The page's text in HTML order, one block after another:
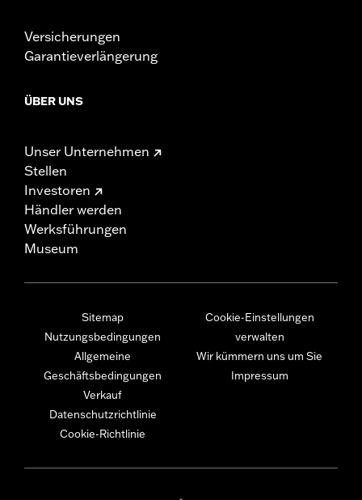
Versicherungen
Garantieverlängerung
ÜBER UNS
Unser Unternehmen
Stellen
Investoren
Händler werden
Werksführungen
Museum
Sitemap
Nutzungsbedingungen
Allgemeine
Geschäftsbedingungen
Verkauf
Datenschutzrichtlinie
Cookie-Richtlinie
Cookie-Einstellungen
verwalten
Wir kümmern uns um Sie
Impressum